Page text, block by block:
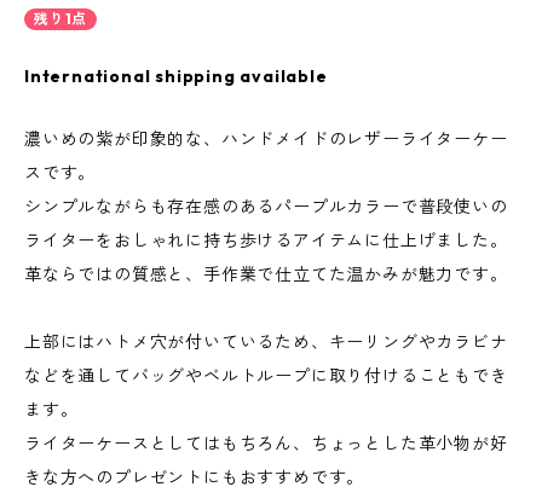
残り1点
International shipping available
濃いめの紫が印象的な、ハンドメイドのレザーライターケー
スです。
シンプルながらも存在感のあるパープルカラーで普段使いの
ライターをおしゃれに持ち歩けるアイテムに仕上げました。
革ならではの質感と、手作業で仕立てた温かみが魅力です。
上部にはハトメ穴が付いているため、キーリングやカラビナ
などを通してバッグやベルトループに取り付けることもでき
ます。
ライターケースとしてはもちろん、ちょっとした革小物が好
きな方へのプレゼントにもおすすめです。